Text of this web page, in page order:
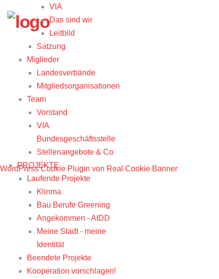
VIA
Das sind wir
Leitbild
Satzung
Miglieder
Landesverbände
Mitgliedsorganisationen
Team
Vorstand
VIA
Bundesgeschäftsstelle
Stellenangebote & Co
PROJEKTE
Laufende Projekte
Klinma
Bau Berufe Greening
Angekommen - AIDD
Meine Stadt - meine
Identität
Beendete Projekte
Kooperation vorschlagen!
WordPress Cookie Plugin von Real Cookie Banner